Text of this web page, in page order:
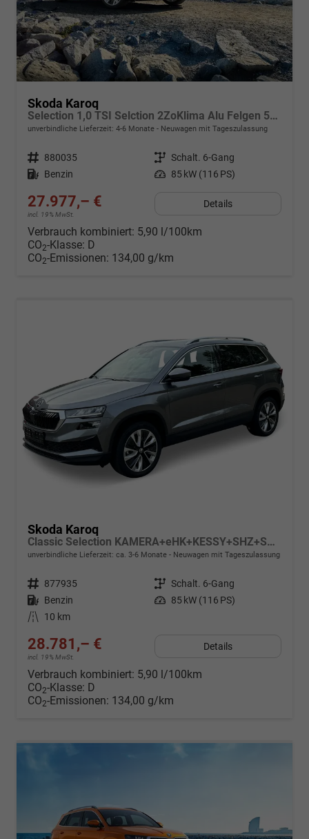
Skoda Karoq
Selection 1,0 TSI Selction 2ZoKlima Alu Felgen 5J Garantie Sitzheizung LED Scheinwerfer Tempomat
unverbindliche Lieferzeit: 4-6 Monate Neuwagen mit Tageszulassung
Fahrzeugnr. 880035 Getriebe Schalt. 6-Gang
Kraftstoff Benzin Leistung 85 kW (116 PS)
27.977,– €
incl. 19% MwSt.
Details
Verbrauch kombiniert: 5,90 l/100km
CO2-Klasse: D
CO2-Emissionen: 134,00 g/km
Skoda Karoq
Classic Selection KAMERA+eHK+KESSY+SHZ+SMARTLINK+LED+16" ALU
unverbindliche Lieferzeit: ca. 3-6 Monate Neuwagen mit Tageszulassung
Fahrzeugnr. 877935 Getriebe Schalt. 6-Gang
Kraftstoff Benzin Leistung 85 kW (116 PS)
Kilometerstand
10 km
28.781,– €
incl. 19% MwSt.
Details
Verbrauch kombiniert: 5,90 l/100km
CO2-Klasse: D
CO2-Emissionen: 134,00 g/km